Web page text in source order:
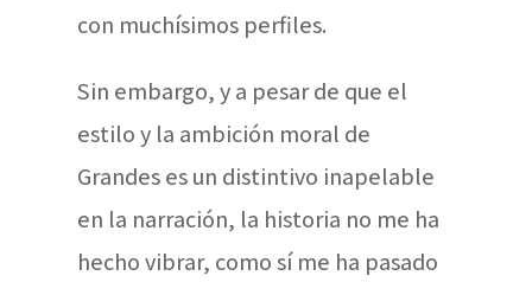
con muchísimos perfiles.
Sin embargo, y a pesar de que el
estilo y la ambición moral de
Grandes es un distintivo inapelable
en la narración, la historia no me ha
hecho vibrar, como sí me ha pasado